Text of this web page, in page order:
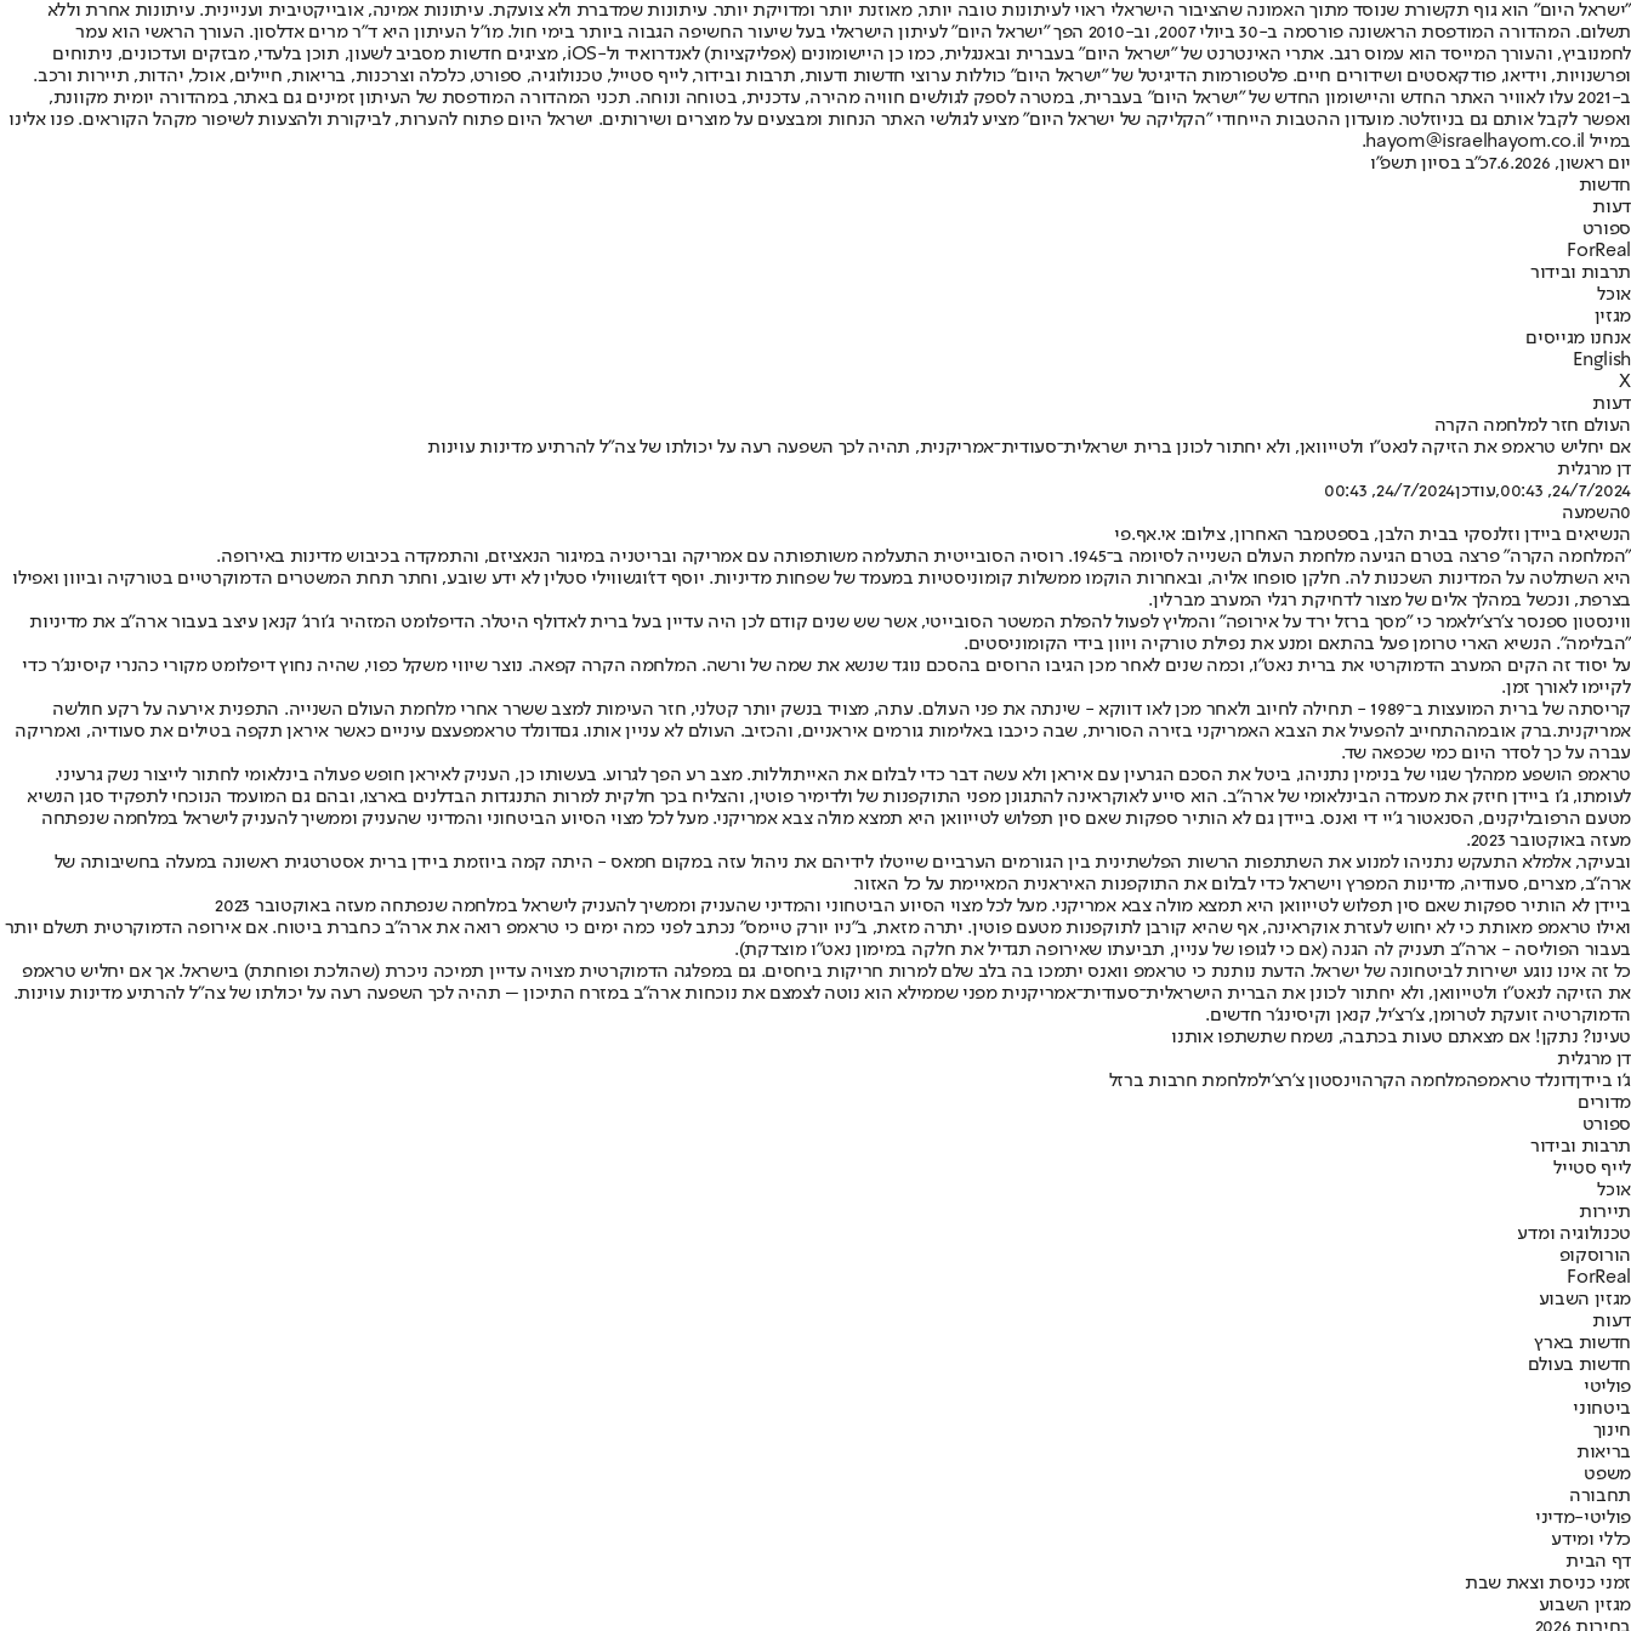
"ישראל היום" הוא גוף תקשורת שנוסד מתוך האמונה שהציבור הישראלי ראוי לעיתונות טובה יותר, מאוזנת יותר ומדויקת יותר. עיתונות שמדברת ולא צועקת. עיתונות אמינה, אובייקטיבית ועניינית. עיתונות אחרת וללא
תשלום. המהדורה המודפסת הראשונה פורסמה ב-30 ביולי 2007, וב-2010 הפך "ישראל היום" לעיתון הישראלי בעל שיעור החשיפה הגבוה ביותר בימי חול. מו"ל העיתון היא ד"ר מרים אדלסון. העורך הראשי הוא עמר
לחמנוביץ, והעורך המייסד הוא עמוס רגב. אתרי האינטרנט של "ישראל היום" בעברית ובאנגלית, כמו כן היישומונים (אפליקציות) לאנדרואיד ול-iOS, מציגים חדשות מסביב לשעון, תוכן בלעדי, מבזקים ועדכונים, ניתוחים
ופרשנויות, וידיאו, פודקאסטים ושידורים חיים. פלטפורמות הדיגיטל של "ישראל היום" כוללות ערוצי חדשות ודעות, תרבות ובידור, לייף סטייל, טכנולוגיה, ספורט, כלכלה וצרכנות, בריאות, חיילים, אוכל, יהדות, תיירות ורכב.
ב-2021 עלו לאוויר האתר החדש והיישומון החדש של "ישראל היום" בעברית, במטרה לספק לגולשים חוויה מהירה, עדכנית, בטוחה ונוחה. תכני המהדורה המודפסת של העיתון זמינים גם באתר, במהדורה יומית מקוונת,
ואפשר לקבל אותם גם בניוזלטר. מועדון ההטבות הייחודי "הקליקה של ישראל היום" מציע לגולשי האתר הנחות ומבצעים על מוצרים ושירותים. ישראל היום פתוח להערות, לביקורת ולהצעות לשיפור מקהל הקוראים. פנו אלינו
במייל hayom@israelhayom.co.il.
יום ראשון, 7.6.2026
כ"ב בסיון תשפ"ו
חדשות
דעות
ספורט
ForReal
תרבות ובידור
אוכל
מגזין
אנחנו מגייסים
English
X
דעות
העולם חזר למלחמה הקרה
אם יחליש טראמפ את הזיקה לנאט"ו ולטייוואן, ולא יחתור לכונן ברית ישראלית־סעודית־אמריקנית, תהיה לכך השפעה רעה על יכולתו של צה"ל להרתיע מדינות עוינות
דן מרגלית
24/7/2024, 00:43
,עודכן24/7/2024, 00:43
0השמעה
הנשיאים ביידן וזלנסקי בבית הלבן, בספטמבר האחרון, צילום: אי.אף.פי
"המלחמה הקרה" פרצה בטרם הגיעה מלחמת העולם השנייה לסיומה ב־1945. רוסיה הסובייטית התעלמה משותפותה עם אמריקה ובריטניה במיגור הנאציזם, והתמקדה בכיבוש מדינות באירופה.
היא השתלטה על המדינות השכנות לה. חלקן סופחו אליה, ובאחרות הוקמו ממשלות קומוניסטיות במעמד של שפחות מדיניות. יוסף דז'וגשווילי סטלין לא ידע שובע, וחתר תחת המשטרים הדמוקרטיים בטורקיה וביוון ואפילו
בצרפת, ונכשל במהלך אלים של מצור לדחיקת רגלי המערב מברלין.
ווינסטון ספנסר צ'רצ'ילאמר כי "מסך ברזל ירד על אירופה" והמליץ לפעול להפלת המשטר הסובייטי, אשר שש שנים קודם לכן היה עדיין בעל ברית לאדולף היטלר. הדיפלומט המזהיר ג'ורג' קנאן עיצב בעבור ארה"ב את מדיניות
"הבלימה". הנשיא הארי טרומן פעל בהתאם ומנע את נפילת טורקיה ויוון בידי הקומוניסטים.
על יסוד זה הקים המערב הדמוקרטי את ברית נאט"ו, וכמה שנים לאחר מכן הגיבו הרוסים בהסכם נוגד שנשא את שמה של ורשה. המלחמה הקרה קפאה. נוצר שיווי משקל כפוי, שהיה נחוץ דיפלומט מקורי כהנרי קיסינג'ר כדי
לקיימו לאורך זמן.
קריסתה של ברית המועצות ב־1989 - תחילה לחיוב ולאחר מכן לאו דווקא - שינתה את פני העולם. עתה, מצויד בנשק יותר קטלני, חזר העימות למצב ששרר אחרי מלחמת העולם השנייה. התפנית אירעה על רקע חולשה
אמריקנית.ברק אובמההתחייב להפעיל את הצבא האמריקני בזירה הסורית, שבה כיכבו באלימות גורמים איראניים, והכזיב. העולם לא עניין אותו. גםדונלד טראמפעצם עיניים כאשר איראן תקפה בטילים את סעודיה, ואמריקה
עברה על כך לסדר היום כמי שכפאה שד.
טראמפ הושפע ממהלך שגוי של בנימין נתניהו, ביטל את הסכם הגרעין עם איראן ולא עשה דבר כדי לבלום את האייתוללות. מצב רע הפך לגרוע. בעשותו כן, העניק לאיראן חופש פעולה בינלאומי לחתור לייצור נשק גרעיני.
לעומתו, ג'ו ביידן חיזק את מעמדה הבינלאומי של ארה"ב. הוא סייע לאוקראינה להתגונן מפני התוקפנות של ולדימיר פוטין, והצליח בכך חלקית למרות התנגדות הבדלנים בארצו, ובהם גם המועמד הנוכחי לתפקיד סגן הנשיא
מטעם הרפובליקנים, הסנאטור ג'יי די ואנס. ביידן גם לא הותיר ספקות שאם סין תפלוש לטייוואן היא תמצא מולה צבא אמריקני. מעל לכל מצוי הסיוע הביטחוני והמדיני שהעניק וממשיך להעניק לישראל במלחמה שנפתחה
מעזה באוקטובר 2023.
ובעיקר, אלמלא התעקש נתניהו למנוע את השתתפות הרשות הפלשתינית בין הגורמים הערביים שייטלו לידיהם את ניהול עזה במקום חמאס - היתה קמה ביוזמת ביידן ברית אסטרטגית ראשונה במעלה בחשיבותה של
ארה"ב, מצרים, סעודיה, מדינות המפרץ וישראל כדי לבלום את התוקפנות האיראנית המאיימת על כל האזור.
ביידן לא הותיר ספקות שאם סין תפלוש לטייוואן היא תמצא מולה צבא אמריקני. מעל לכל מצוי הסיוע הביטחוני והמדיני שהעניק וממשיך להעניק לישראל במלחמה שנפתחה מעזה באוקטובר 2023
ואילו טראמפ מאותת כי לא יחוש לעזרת אוקראינה, אף שהיא קורבן לתוקפנות מטעם פוטין. יתרה מזאת, ב"ניו יורק טיימס" נכתב לפני כמה ימים כי טראמפ רואה את ארה"ב כחברת ביטוח. אם אירופה הדמוקרטית תשלם יותר
בעבור הפוליסה - ארה"ב תעניק לה הגנה (אם כי לגופו של עניין, תביעתו שאירופה תגדיל את חלקה במימון נאט"ו מוצדקת).
כל זה אינו נוגע ישירות לביטחונה של ישראל. הדעת נותנת כי טראמפ וואנס יתמכו בה בלב שלם למרות חריקות ביחסים. גם במפלגה הדמוקרטית מצויה עדיין תמיכה ניכרת (שהולכת ופוחתת) בישראל. אך אם יחליש טראמפ
את הזיקה לנאט"ו ולטייוואן, ולא יחתור לכונן את הברית הישראלית־סעודית־אמריקנית מפני שממילא הוא נוטה לצמצם את נוכחות ארה"ב במזרח התיכון – תהיה לכך השפעה רעה על יכולתו של צה"ל להרתיע מדינות עוינות.
הדמוקרטיה זועקת לטרומן, צ'רצ'יל, קנאן וקיסינג'ר חדשים.
טעינו? נתקן! אם מצאתם טעות בכתבה, נשמח שתשתפו אותנו
דן מרגלית
ג'ו ביידןדונלד טראמפהמלחמה הקרהוינסטון צ'רצ'ילמלחמת חרבות ברזל
מדורים
ספורט
תרבות ובידור
לייף סטייל
אוכל
תיירות
טכנולוגיה ומדע
הורוסקופ
ForReal
מגזין השבוע
דעות
חדשות בארץ
חדשות בעולם
פוליטי
ביטחוני
חינוך
בריאות
משפט
תחבורה
פוליטי-מדיני
כללי ומידע
דף הבית
זמני כניסת וצאת שבת
מגזין השבוע